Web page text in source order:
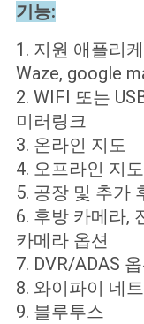
기능:
1. 지원 애플리
Waze, google
2. WIFI 또는
미러링크
3. 온라인 지도
4. 오프라인 지도
5. 공장 및 추가
6. 후방 카메라,
카메라 옵션
7. DVR/ADAS
8. 와이파이 네
9. 블루투스